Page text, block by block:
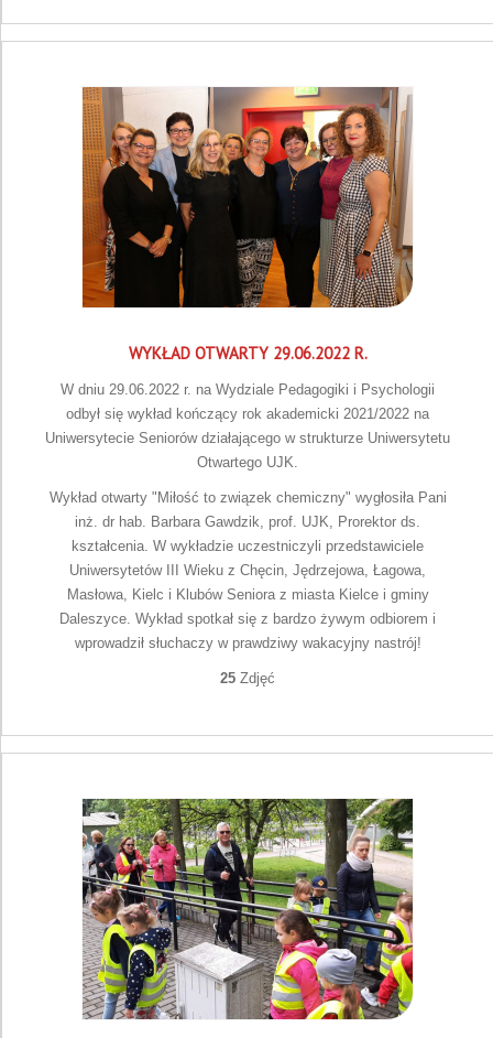
WYKŁAD OTWARTY 29.06.2022 R.
W dniu 29.06.2022 r. na Wydziale Pedagogiki i Psychologii
odbył się wykład kończący rok akademicki 2021/2022 na
Uniwersytecie Seniorów działającego w strukturze Uniwersytetu
Otwartego UJK.
Wykład otwarty "Miłość to związek chemiczny" wygłosiła Pani
inż. dr hab. Barbara Gawdzik, prof. UJK, Prorektor ds.
kształcenia. W wykładzie uczestniczyli przedstawiciele
Uniwersytetów III Wieku z Chęcin, Jędrzejowa, Łagowa,
Masłowa, Kielc i Klubów Seniora z miasta Kielce i gminy
Daleszyce. Wykład spotkał się z bardzo żywym odbiorem i
wprowadził słuchaczy w prawdziwy wakacyjny nastrój!
25 Zdjęć